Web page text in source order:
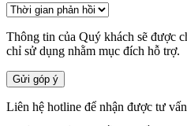
Thông tin của Quý khách sẽ được
chỉ sử dụng nhằm mục đích hỗ trợ.
Gửi góp ý
Liên hệ hotline để nhận được tư